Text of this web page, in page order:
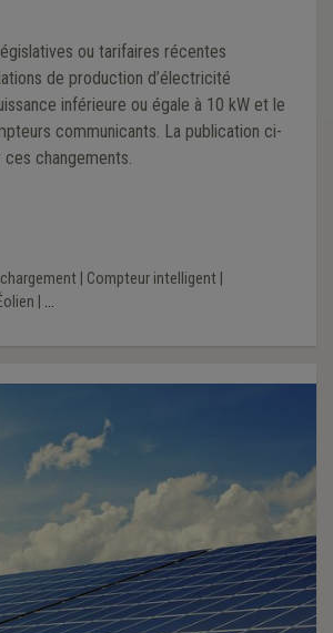
ou tarifaires récentes
de production d’électricité
inférieure ou égale à 10 kW et le
communicants. La publication ci-
changements.
| Compteur intelligent|
...